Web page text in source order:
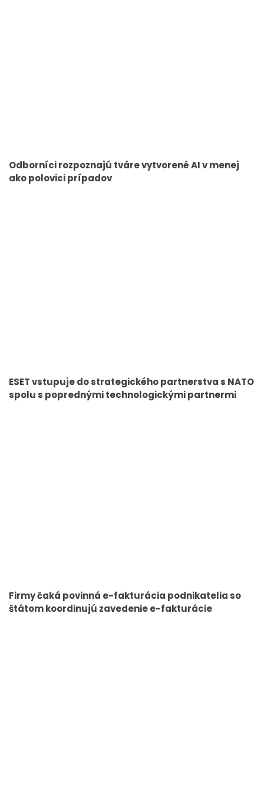
Odborníci rozpoznajú tváre vytvorené AI v menej
ako polovici prípadov
ESET vstupuje do strategického partnerstva s NATO
spolu s poprednými technologickými partnermi
Firmy čaká povinná e-fakturácia podnikatelia so
štátom koordinujú zavedenie e-fakturácie